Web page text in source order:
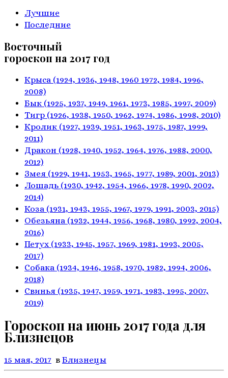
Лучшие
Последние
Восточный
гороскоп на 2017 год
Крыса (1924, 1936, 1948, 1960 1972, 1984, 1996,
2008)
Бык (1925, 1937, 1949, 1961, 1973, 1985, 1997, 2009)
Тигр (1926, 1938, 1950, 1962, 1974, 1986, 1998, 2010)
Кролик (1927, 1939, 1951, 1963, 1975, 1987, 1999,
2011)
Дракон (1928, 1940, 1952, 1964, 1976, 1988, 2000,
2012)
Змея (1929, 1941, 1953, 1965, 1977, 1989, 2001, 2013)
Лошадь (1930, 1942, 1954, 1966, 1978, 1990, 2002,
2014)
Коза (1931, 1943, 1955, 1967, 1979, 1991, 2003, 2015)
Обезьяна (1932, 1944, 1956, 1968, 1980, 1992, 2004,
2016)
Петух (1933, 1945, 1957, 1969, 1981, 1993, 2005,
2017)
Собака (1934, 1946, 1958, 1970, 1982, 1994, 2006,
2018)
Свинья (1935, 1947, 1959, 1971, 1983, 1995, 2007,
2019)
Гороскоп на июнь 2017 года для
Близнецов
15 мая, 2017 в Близнецы